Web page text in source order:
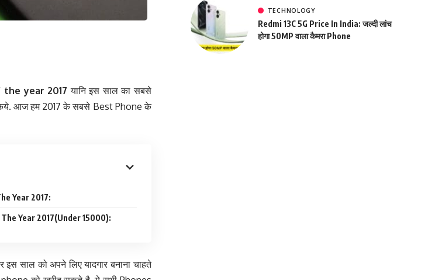
the year 2017 यानि इस साल का सबसे
आज हम 2017 के सबसे Best Phone के
Year 2017:
Year 2017(Under 15000):
साल को अपने लिए यादगार बनाना चाहते
TECHNOLOGY
Redmi 13C 5G Price In India: जल्दी लांच
होगा 50MP वाला कैमरा Phone